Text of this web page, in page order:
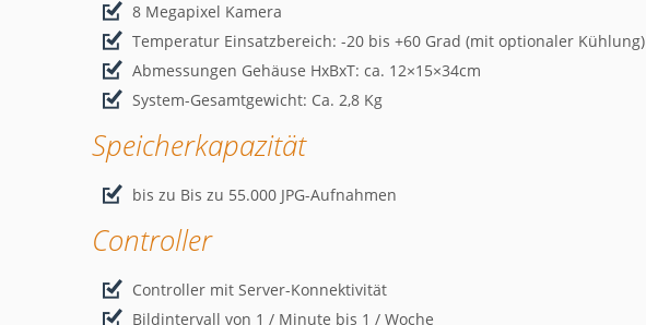
8 Megapixel Kamera
Temperatur Einsatzbereich: -20 bis +60 Grad (mit optionaler Kühlung)
Abmessungen Gehäuse HxBxT: ca. 12×15×34cm
System-Gesamtgewicht: Ca. 2,8 Kg
Speicherkapazität
bis zu Bis zu 55.000 JPG-Aufnahmen
Controller
Controller mit Server-Konnektivität
Bildintervall von 1 / Minute bis 1 / Woche